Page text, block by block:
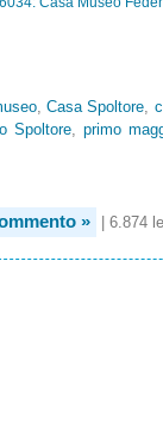
, Casa Spoltore
Spoltore, primo
» | 6.874